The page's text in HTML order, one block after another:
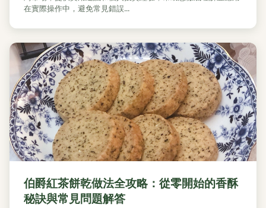
在實際操作中，避免常見錯誤...
伯爵紅茶餅乾做法全攻略：從零開始的香酥
秘訣與常見問題解答